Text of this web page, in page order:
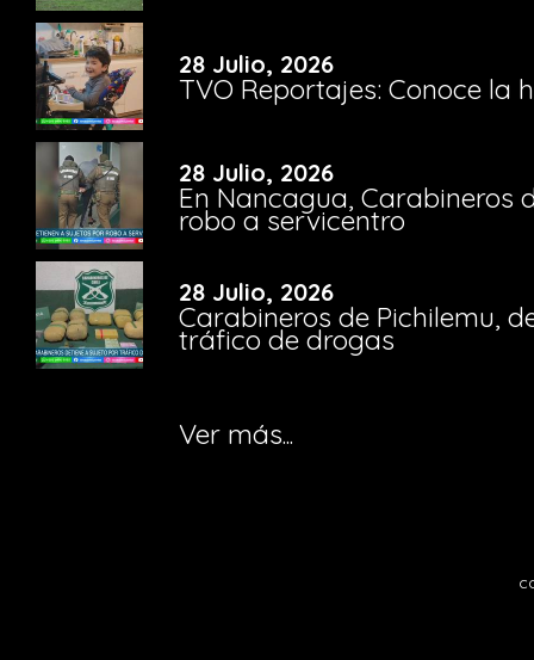
28 Julio, 2026
TVO Reportajes: Conoce la
28 Julio, 2026
En Nancagua, Carabineros
robo a servicentro
28 Julio, 2026
Carabineros de Pichilemu,
tráfico de drogas
Ver más...